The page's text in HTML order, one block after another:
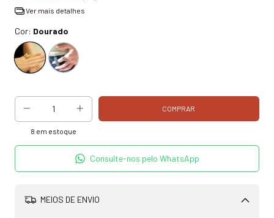
Ver mais detalhes
Cor: Dourado
8 em estoque
Consulte-nos pelo WhatsApp
MEIOS DE ENVIO